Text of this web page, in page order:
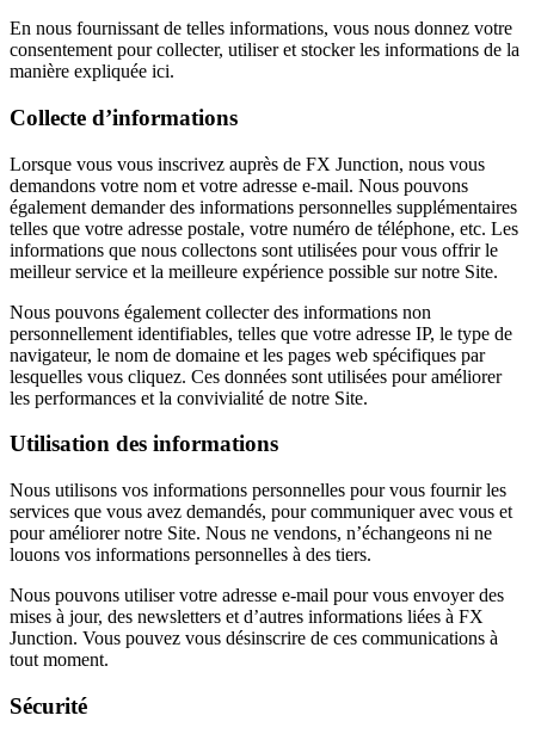
En nous fournissant de telles informations, vous nous donnez votre
consentement pour collecter, utiliser et stocker les informations de la
manière expliquée ici.
Collecte d’informations
Lorsque vous vous inscrivez auprès de FX Junction, nous vous
demandons votre nom et votre adresse e-mail. Nous pouvons
également demander des informations personnelles supplémentaires
telles que votre adresse postale, votre numéro de téléphone, etc. Les
informations que nous collectons sont utilisées pour vous offrir le
meilleur service et la meilleure expérience possible sur notre Site.
Nous pouvons également collecter des informations non
personnellement identifiables, telles que votre adresse IP, le type de
navigateur, le nom de domaine et les pages web spécifiques par
lesquelles vous cliquez. Ces données sont utilisées pour améliorer
les performances et la convivialité de notre Site.
Utilisation des informations
Nous utilisons vos informations personnelles pour vous fournir les
services que vous avez demandés, pour communiquer avec vous et
pour améliorer notre Site. Nous ne vendons, n’échangeons ni ne
louons vos informations personnelles à des tiers.
Nous pouvons utiliser votre adresse e-mail pour vous envoyer des
mises à jour, des newsletters et d’autres informations liées à FX
Junction. Vous pouvez vous désinscrire de ces communications à
tout moment.
Sécurité